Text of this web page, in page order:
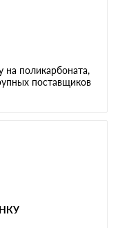
поликарбоната,
поставщиков